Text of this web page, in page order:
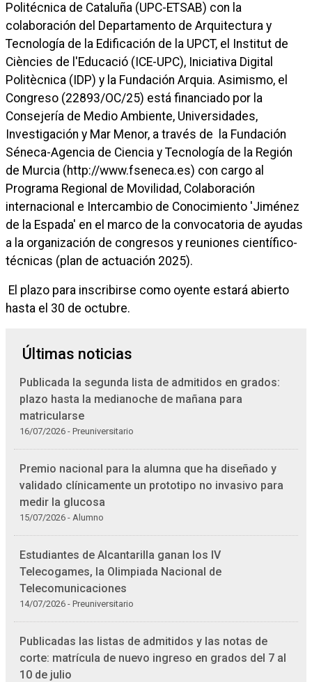
Politécnica de Cataluña (UPC-ETSAB) con la
colaboración del Departamento de Arquitectura y
Tecnología de la Edificación de la UPCT, el Institut de
Ciències de l'Educació (ICE-UPC), Iniciativa Digital
Politècnica (IDP) y la Fundación Arquia. Asimismo, el
Congreso (22893/OC/25) está financiado por la
Consejería de Medio Ambiente, Universidades,
Investigación y Mar Menor, a través de la Fundación
Séneca-Agencia de Ciencia y Tecnología de la Región
de Murcia (http://www.fseneca.es) con cargo al
Programa Regional de Movilidad, Colaboración
internacional e Intercambio de Conocimiento 'Jiménez
de la Espada' en el marco de la convocatoria de ayudas
a la organización de congresos y reuniones científico-
técnicas (plan de actuación 2025).
El plazo para inscribirse como oyente estará abierto
hasta el 30 de octubre.
Últimas noticias
Publicada la segunda lista de admitidos en grados:
plazo hasta la medianoche de mañana para
matricularse
16/07/2026 - Preuniversitario
Premio nacional para la alumna que ha diseñado y
validado clínicamente un prototipo no invasivo para
medir la glucosa
15/07/2026 - Alumno
Estudiantes de Alcantarilla ganan los IV
Telecogames, la Olimpiada Nacional de
Telecomunicaciones
14/07/2026 - Preuniversitario
Publicadas las listas de admitidos y las notas de
corte: matrícula de nuevo ingreso en grados del 7 al
10 de julio